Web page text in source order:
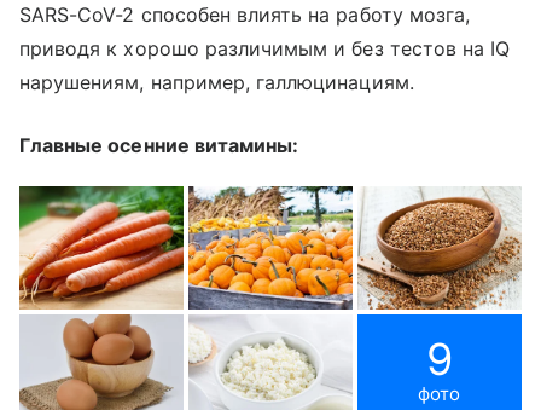
SARS-CoV-2 способен влиять на работу мозга,
приводя к хорошо различимым и без тестов на IQ
нарушениям, например, галлюцинациям.
Главные осенние витамины:
9
фото